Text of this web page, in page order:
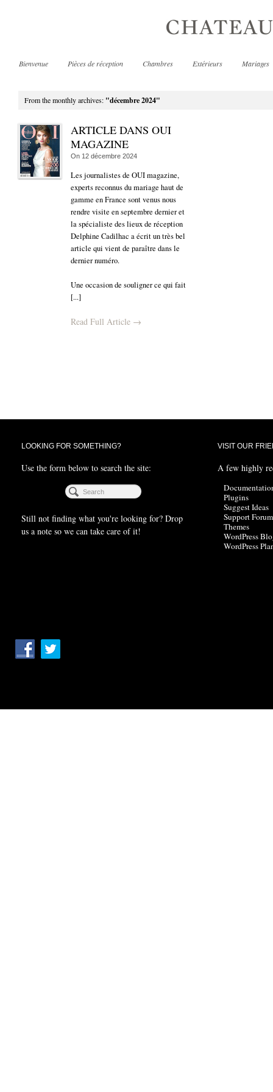
Bienvenue Pièces de réception Chambres Extérieurs Mariages
From the monthly archives: "décembre 2024"
ARTICLE DANS OUI
MAGAZINE
On 12 décembre 2024
Les journalistes de OUI magazine,
experts reconnus du mariage haut de
gamme en France sont venus nous
rendre visite en septembre dernier et
la spécialiste des lieux de réception
Delphine Cadilhac a écrit un très bel
article qui vient de paraître dans le
dernier numéro.
Une occasion de souligner ce qui fait
[...]
Read Full Article →
LOOKING FOR SOMETHING?
Use the form below to search the site:
Still not finding what you're looking for? Drop
us a note so we can take care of it!
VISIT OUR
A few highly
Plugins
Suggest Ideas
Support Forum
Themes
WordPress
WordPress